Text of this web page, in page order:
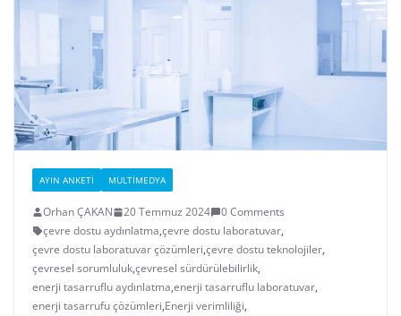
AYIN ANKETI MULTIMEDYA
Orhan ÇAKAN 20 Temmuz 2024
0 Comments
çevre dostu aydınlatma,çevre dostu laboratuvar,
çevre dostu laboratuvar çözümleri,çevre dostu teknolojiler,
çevresel sorumluluk,çevresel sürdürülebilirlik,
enerji tasarruflu aydınlatma,enerji tasarruflu laboratuvar,
enerji tasarrufu çözümleri,Enerji verimliliği,